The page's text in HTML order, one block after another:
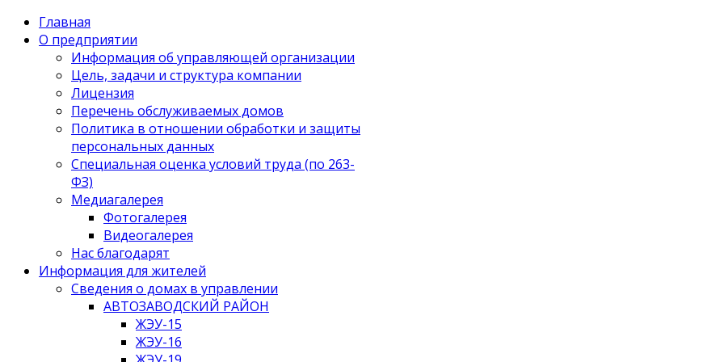
Главная
О предприятии
Информация об управляющей организации
Цель, задачи и структура компании
Лицензия
Перечень обслуживаемых домов
Политика в отношении обработки и защиты
персональных данных
Специальная оценка условий труда (по 263-
ФЗ)
Медиагалерея
Фотогалерея
Видеогалерея
Нас благодарят
Информация для жителей
Сведения о домах в управлении
АВТОЗАВОДСКИЙ РАЙОН
ЖЭУ-15
ЖЭУ-16